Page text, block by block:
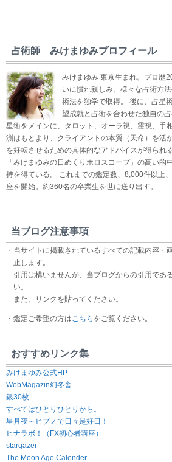
占術師 みけまゆみプロフィール
みけまゆみ 東京生まれ。プロ歴
いに慣れ親しみ、様々な占術方
術法を独学で取得。 後に、占星
望成就と占術を合わせた独自の
星術をメインに、タロット、オーラ視、霊視、手
測はもとより、クライアントの本質（天命）を活
を好転させるための具体的なアドバイスが得られ
「みけまゆみの日めくりホロスコープ」の高い的
持を得ている。 これまでの鑑定数、8,000件以上
座を開始。約360名の卒業生を世に送り出す。
当ブログ注意事項
・当サイトに掲載されているすべての記載内容・
止します。
引用は構いませんが、当ブログからの引用であ
い。
また、リンクを貼ってください。
・鑑定ご希望の方はこちら をご覧ください。
おすすめリンク集
みけまゆみ公式HP
WebMagazin幻冬舎
銀30枚
すべてはひとりひとりから。
星月夜～ヒプノで日々是好日！
ヒナラボ！（FX初心者講座）
stargazer
The Moon Age Calender